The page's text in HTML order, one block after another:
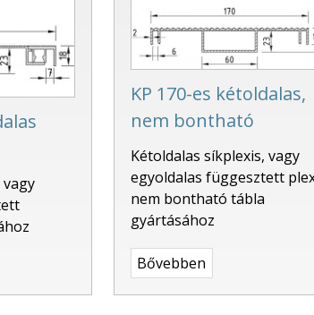
KP 170-es kétoldalas,
nem bontható
Kétoldalas síkplexis, vagy
egyoldalas függesztett
nem bontható tábla
gyártásához
Bővebben